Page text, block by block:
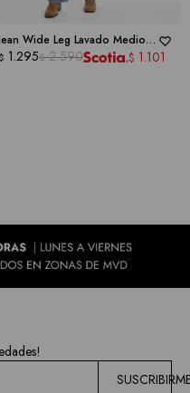
Wide Leg Lavado Medio -
ROYALTY COLLECTION
$ 1.295$ 2.590 $ 1.101